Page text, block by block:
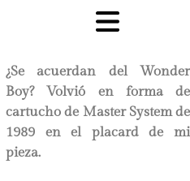
¿Se acuerdan del Wonder
Boy? Volvió en forma de
cartucho de Master System de
1989 en el placard de mi
pieza.